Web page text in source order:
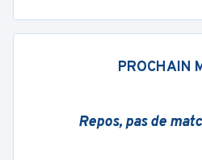
PROCHAIN
Repos, pas de